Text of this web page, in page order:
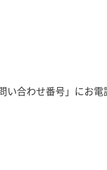
合わせ番号」にお電